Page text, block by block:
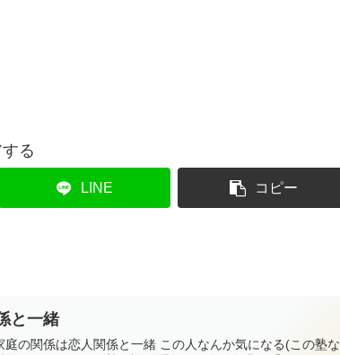
る
LINE コピー
と一緒
の関係は恋人関係と一緒 この人なんか気になる(この塾な